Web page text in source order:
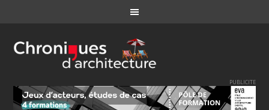
PUBLICITE